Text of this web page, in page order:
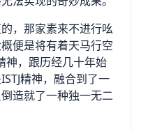
，那家素来不进行吆
便是将有着天马行空
神，跟历经几十年始
精神，融合到了一
造就了一种独一无二